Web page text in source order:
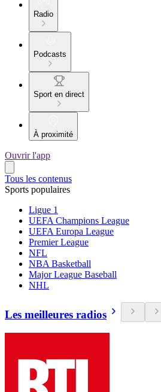
Radio
Podcasts
Sport en direct
À proximité
Ouvrir l'app
Tous les contenus
Sports populaires
Ligue 1
UEFA Champions League
UEFA Europa League
Premier League
NFL
NBA Basketball
Major League Baseball
NHL
Les meilleures radios